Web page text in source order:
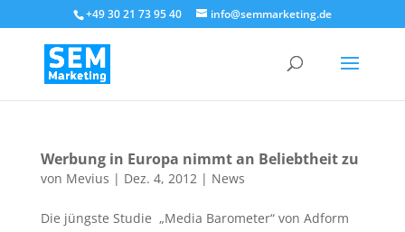
+49 30 21 73 95 40 info@semmarketing.de
Werbung in Europa nimmt an Beliebtheit zu
von Mevius | Dez. 4, 2012| News
Die jüngste Studie „Media Barometer“ von Adform